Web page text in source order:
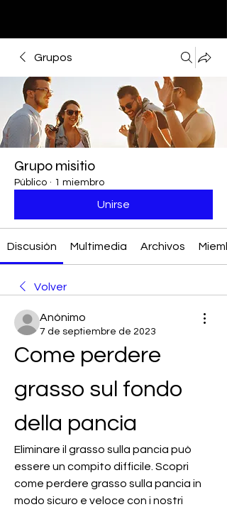
Grupos
Grupo misitio
Público · 1 miembro
Unirse
Discusión Multimedia Archivos
Volver
Anónimo
7 de septiembre de 2023
Come perdere
grasso sul fondo
della pancia
Eliminare il grasso sulla pancia può
essere un compito difficile. Scopri
come perdere grasso sulla pancia in
modo sicuro e veloce con i nostri